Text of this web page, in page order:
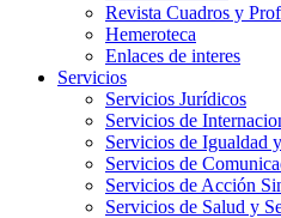
Revista Cuadros y
Hemeroteca
Enlaces de interes
Servicios
Servicios Jurídicos
Servicios de
Servicios de Igualdad
Servicios de
Servicios de Acción
Servicios de Salud y